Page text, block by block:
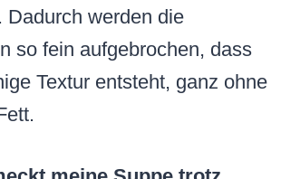
Dadurch werden die
so fein aufgebrochen, dass
Textur entsteht, ganz ohne